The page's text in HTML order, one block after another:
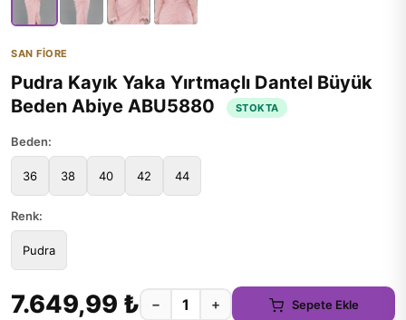
SAN FİORE
Pudra Kayık Yaka Yırtmaçlı Dantel Büyük
Beden Abiye ABU5880
STOKTA
Beden:
36 38 40 42 44
Renk:
Pudra
7.649,99 ₺ − + Sepete Ekle